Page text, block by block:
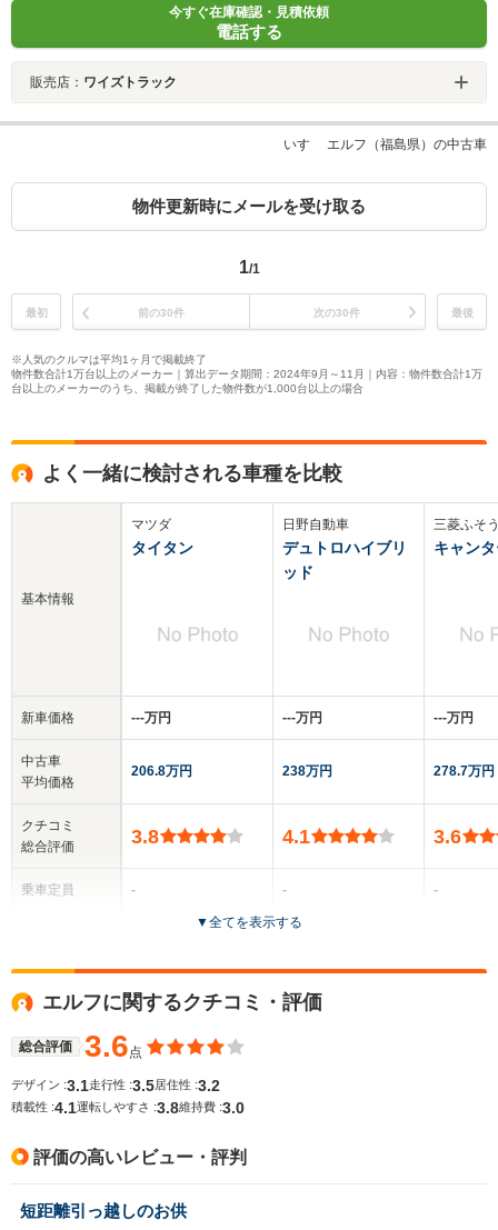
今すぐ在庫確認・見積依頼
電話する
販売店： ワイズトラック
いすゞ エルフ（福島県）の中古車
物件更新時にメールを受け取る
1/1
最初 前の30件 次の30件 最後
※人気のクルマは平均1ヶ月で掲載終了
物件数合計1万台以上のメーカー｜算出データ期間：2024年9月～11月｜内容：物件数合計1万
台以上のメーカーのうち、掲載が終了した物件数が1,000台以上の場合
よく一緒に検討される車種を比較
基本情報
新車価格
中古車
平均価格
クチコミ
総合評価
乗車定員
サイズ
マツダ
タイタン
‐‐‐万円
206.8万円
3.8
-
全高
-m
全幅
-m
ホイールベース
日野自動車
デュトロハイブリ
ッド
‐‐‐万円
238万円
4.1
-
2ドア
三菱ふそ
キャン
‐‐‐万円
278.7万円
3.6
-
▼全てを表示する
エルフに関するクチコミ・評価
総合評価 3.6点
デザイン :3.1走行性 :3.5居住性 :3.2
積載性 :4.1運転しやすさ :3.8維持費 :3.0
評価の高いレビュー・評判
短距離引っ越しのお供